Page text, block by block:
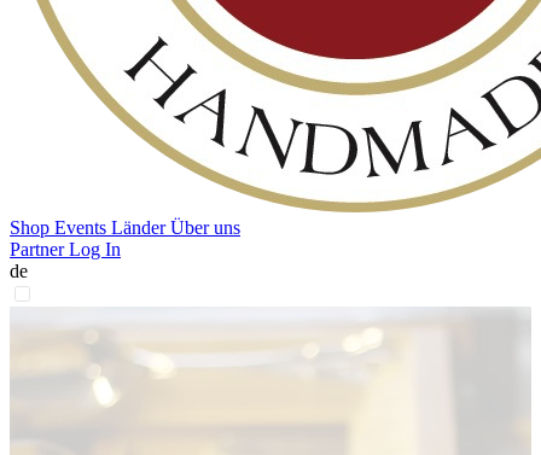
Shop Events LänderÜber uns
Partner Log In
de